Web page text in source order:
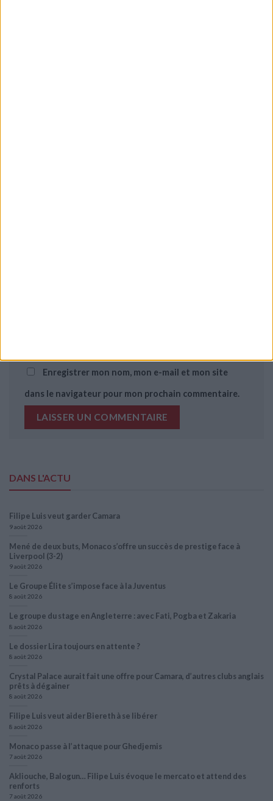
Enregistrer mon nom, mon e-mail et mon site
dans le navigateur pour mon prochain commentaire.
DANS L'ACTU
Filipe Luis veut garder Camara
9 août 2026
Mené de deux buts, Monaco s’offre un succès de prestige face à
Liverpool (3-2)
9 août 2026
Le Groupe Élite s’impose face à la Juventus
8 août 2026
Le groupe du stage en Angleterre : avec Fati, Pogba et Zakaria
8 août 2026
Le dossier Lira toujours en attente ?
8 août 2026
Crystal Palace aurait fait une offre pour Camara, d’autres clubs anglais
prêts à dégainer
8 août 2026
Filipe Luis veut aider Biereth à se libérer
8 août 2026
Monaco passe à l’attaque pour Ghedjemis
7 août 2026
Akliouche, Balogun… Filipe Luis évoque le mercato et attend des
renforts
7 août 2026